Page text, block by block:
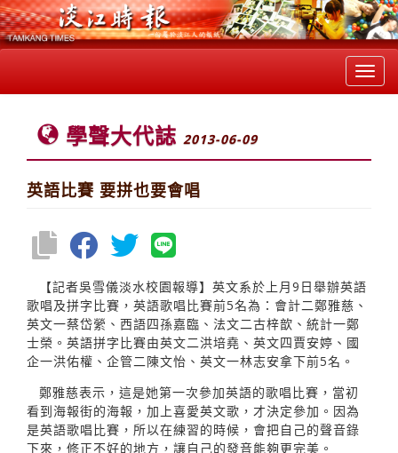
學聲大代誌 2013-06-09
英語比賽 要拼也要會唱
【記者吳雪儀淡水校園報導】英文系於上月9日舉辦英語
歌唱及拼字比賽，英語歌唱比賽前5名為：會計二鄭雅慈、
英文一蔡岱縈、西語四孫嘉臨、法文二古梓歆、統計一鄭
士榮。英語拼字比賽由英文二洪培堯、英文四賈安婷、國
企一洪佑權、企管二陳文怡、英文一林志安拿下前5名。
鄭雅慈表示，這是她第一次參加英語的歌唱比賽，當初
看到海報街的海報，加上喜愛英文歌，才決定參加。因為
是英語歌唱比賽，所以在練習的時候，會把自己的聲音錄
下來，修正不好的地方，讓自己的發音能夠更完美。